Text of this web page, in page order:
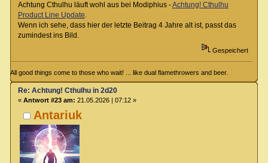
Achtung Cthulhu läuft wohl aus bei Modiphius -Achtung! Cthulhu
Product Line Update.
Wenn ich sehe, dass hier der letzte Beitrag 4 Jahre alt ist, passt das
zumindest ins Bild.
Gespeichert
All good things come to those who wait! ... like dual flamethrowers and beer.
Antariuk
Re: Achtung! Cthulhu in 2d20
« Antwort #23 am: 21.05.2026 | 07:12 »